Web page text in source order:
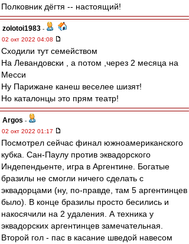
Полковник дёгтя -- настоящий!
zolotoi1983 -
02 окт 2022 04:08
Сходили тут семейством
На Левандовски , а потом ,через 2 месяца на
Месси
Ну Парижане канеш веселее шизят!
Но каталонцы это прям театр!
Argos -
02 окт 2022 01:17
Посмотрел сейчас финал южноамериканского
кубка. Сан-Паулу против эквадорского
Индепендьенте, игра в Аргентине. Богатые
бразилы не смогли ничего сделать с
эквадорцами (ну, по-правде, там 5 аргентинцев
было). В конце бразилы просто бесились и
накосячили на 2 удаления. А техника у
эквадорских аргентинцев замечательная.
Второй гол - пас в касание шведой навесом